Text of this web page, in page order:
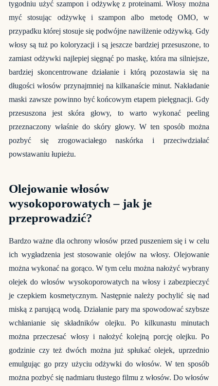
tygodniu użyć szampon i odżywkę z proteinami. Włosy można
myć stosując odżywkę i szampon albo metodę OMO, w
przypadku której stosuje się podwójne nawilżenie odżywką. Gdy
włosy są tuż po koloryzacji i są jeszcze bardziej przesuszone, to
zamiast odżywki najlepiej sięgnąć po maskę, która ma silniejsze,
bardziej skoncentrowane działanie i którą pozostawia się na
długości włosów przynajmniej na kilkanaście minut. Nakładanie
maski zawsze powinno być końcowym etapem pielęgnacji. Gdy
przesuszona jest skóra głowy, to warto wykonać peeling
przeznaczony właśnie do skóry głowy. W ten sposób można
pozbyć się zrogowaciałego naskórka i przeciwdziałać
powstawaniu łupieżu.
Olejowanie włosów
wysokoporowatych – jak je
przeprowadzić?
Bardzo ważne dla ochrony włosów przed puszeniem się i w celu
ich wygładzenia jest stosowanie olejów na włosy. Olejowanie
można wykonać na gorąco. W tym celu można nałożyć wybrany
olejek do włosów wysokoporowatych na włosy i zabezpieczyć
je czepkiem kosmetycznym. Następnie należy pochylić się nad
miską z parującą wodą. Działanie pary ma spowodować szybsze
wchłanianie się składników olejku. Po kilkunastu minutach
można przeczesać włosy i nałożyć kolejną porcję olejku. Po
godzinie czy też dwóch można już spłukać olejek, uprzednio
emulgując go przy użyciu odżywki do włosów. W ten sposób
można pozbyć się nadmiaru tłustego filmu z włosów. Do włosów